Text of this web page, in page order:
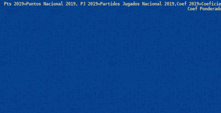
Pts 2019=Puntos Nacional 2019, PJ 2019=Partidos Jugados Nacional 2019,Coef
Coef